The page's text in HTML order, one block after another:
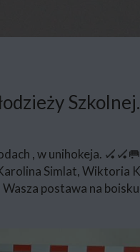
, w unihokeja.
Simlat, Wiktoria
postawa na